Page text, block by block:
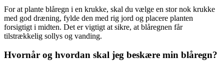
For at plante blåregn i en krukke, skal du vælge en stor nok krukke
med god dræning, fylde den med rig jord og placere planten
forsigtigt i midten. Det er vigtigt at sikre, at blåregnen får
tilstrækkelig sollys og vanding.
Hvornår og hvordan skal jeg beskære min blåregn?